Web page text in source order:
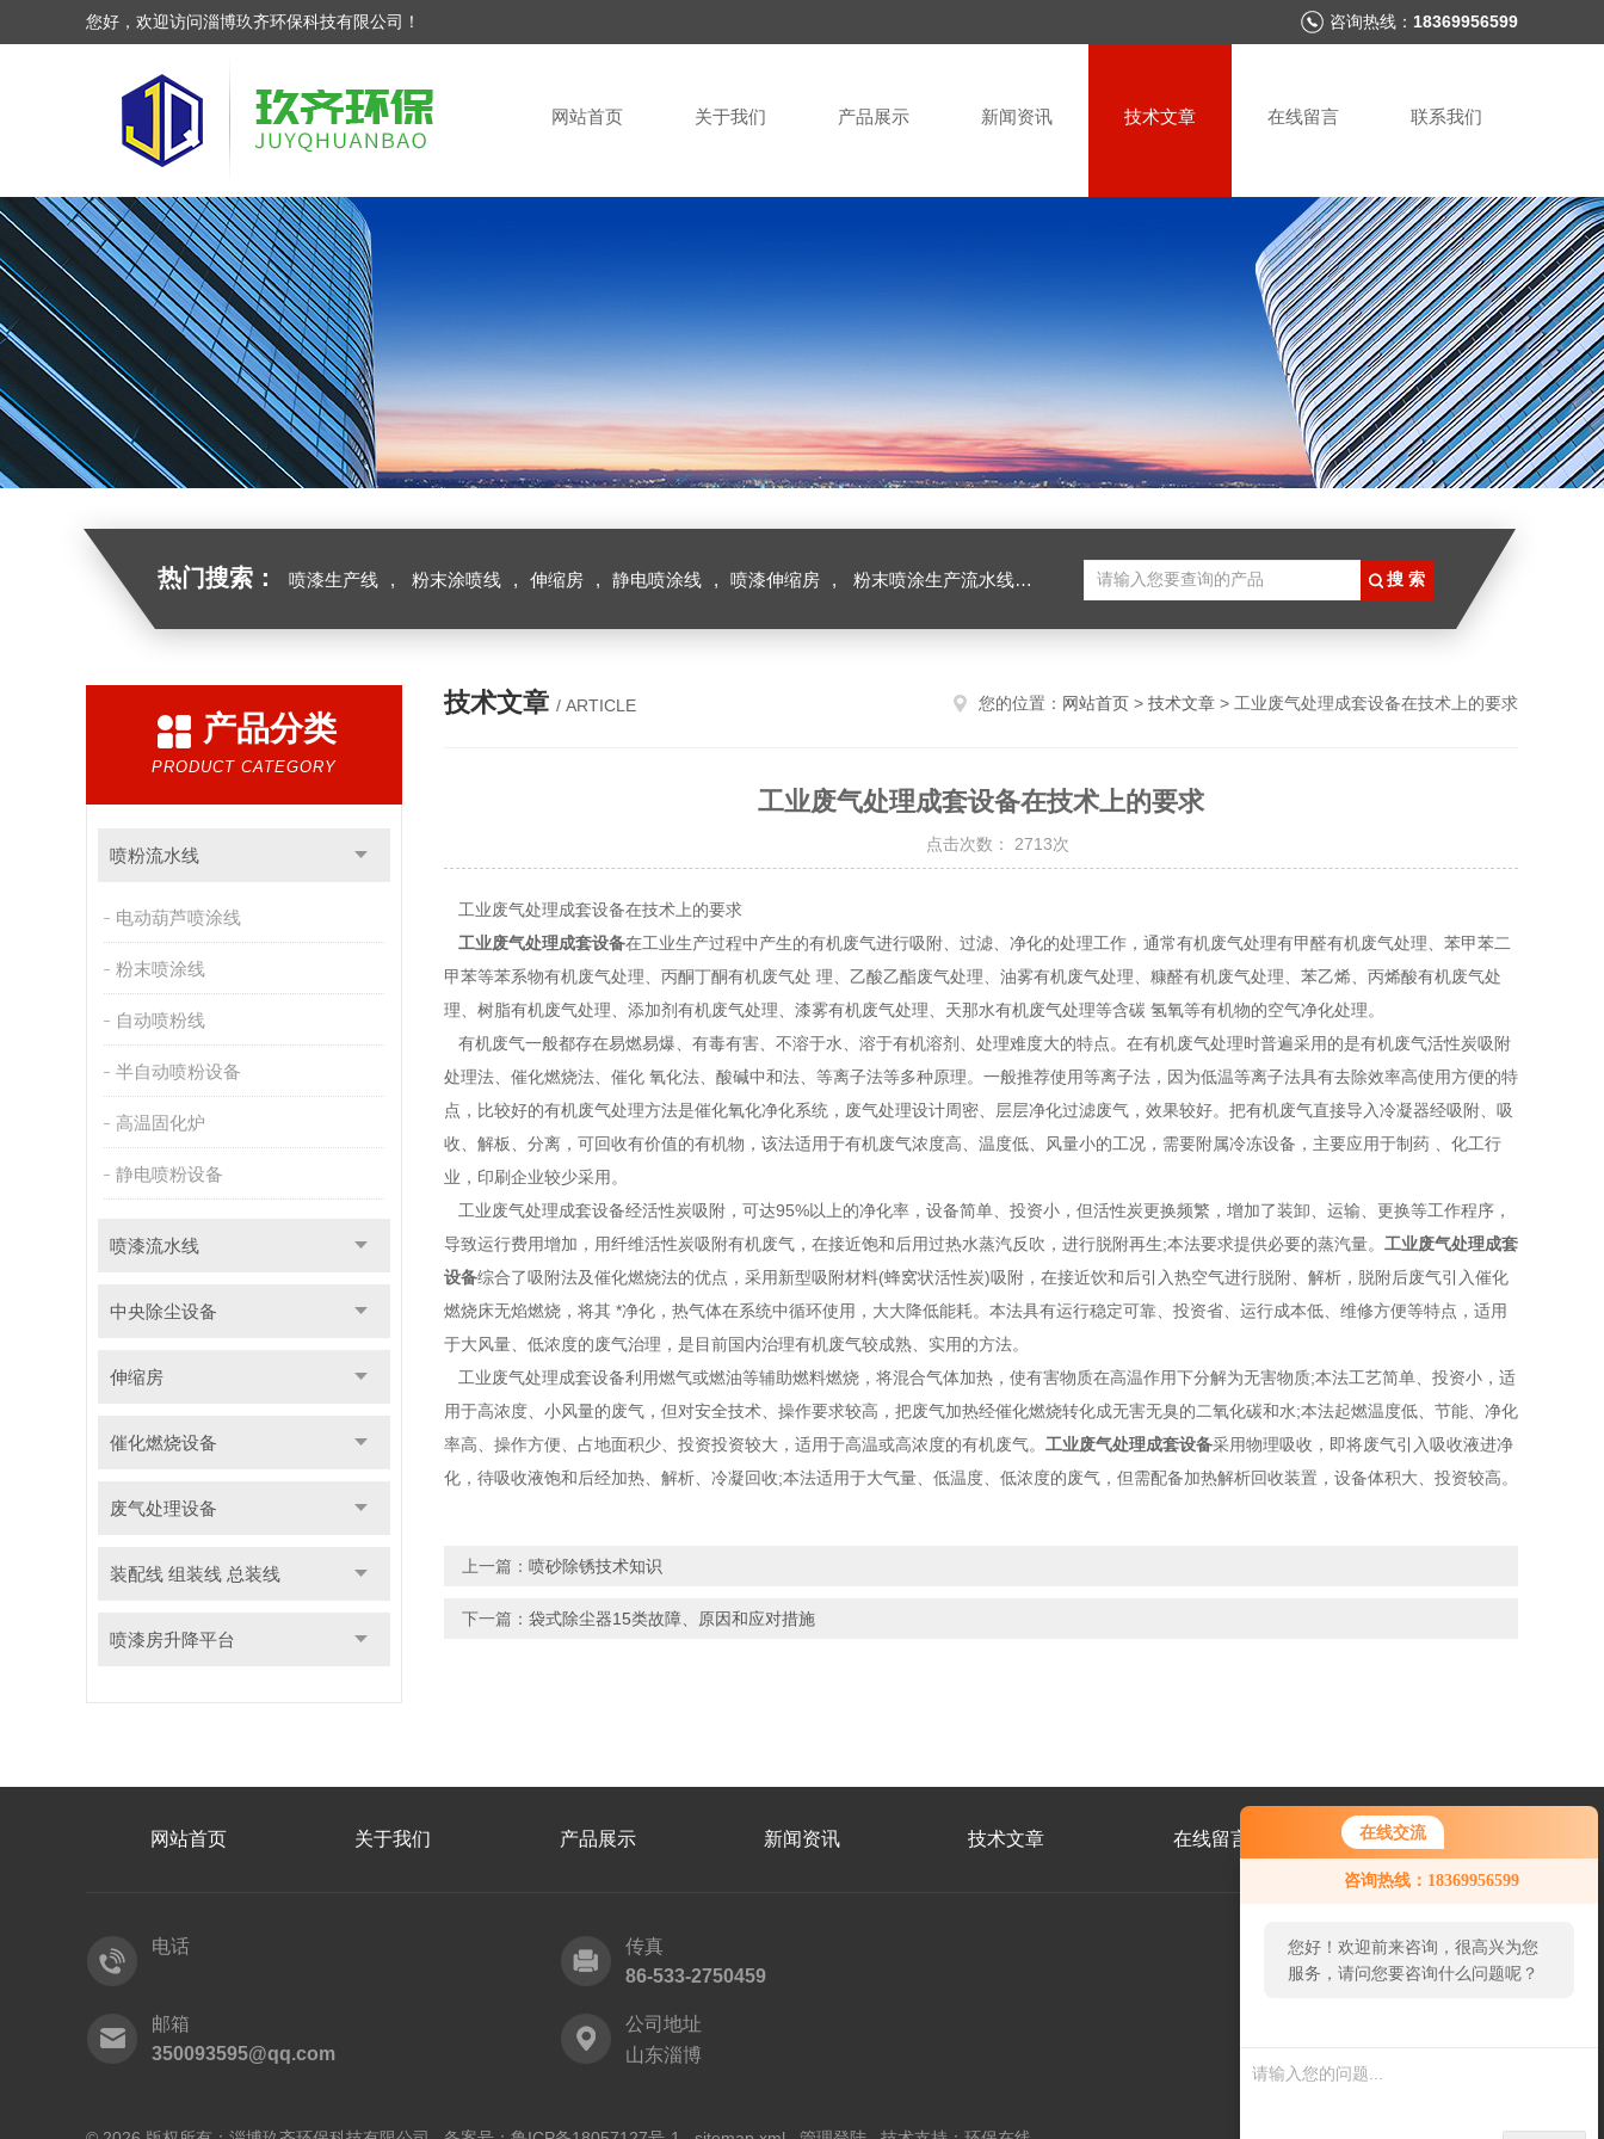
在线交流
咨询热线：18369956599
您好！欢迎前来咨询，很高兴为您
服务，请问您要咨询什么问题呢？
您好，欢迎访问淄博玖齐环保科技有限公司！ 咨询热线： 18369956599
网站首页 关于我们 产品展示 新闻资讯 技术文章 在线留言 联系我们
热门搜索： 喷漆生产线 , 粉末涂喷线 , 伸缩房 , 静电喷涂线 , 喷漆伸缩房 , 粉末喷涂生产流水线 , 积放式喷涂生产线
产品分类
PRODUCT CATEGORY
喷粉流水线
电动葫芦喷涂线
粉末喷涂线
自动喷粉线
半自动喷粉设备
高温固化炉
静电喷粉设备
喷漆流水线
中央除尘设备
伸缩房
催化燃烧设备
废气处理设备
装配线 组装线 总装线
喷漆房升降平台
技术文章 / ARTICLE 您的位置： 网站首页 > 技术文章 > 工业废气处理成套设备在技术上的要求
工业废气处理成套设备在技术上的要求
点击次数： 2713次
工业废气处理成套设备在技术上的要求
工业废气处理成套设备在工业生产过程中产生的有机废气进行吸附、过滤、净化的处理工作，通常有机废气处理有甲醛有机废气处理、苯甲苯二
甲苯等苯系物有机废气处理、丙酮丁酮有机废气处 理、乙酸乙酯废气处理、油雾有机废气处理、糠醛有机废气处理、苯乙烯、丙烯酸有机废气处
理、树脂有机废气处理、添加剂有机废气处理、漆雾有机废气处理、天那水有机废气处理等含碳 氢氧等有机物的空气净化处理。
有机废气一般都存在易燃易爆、有毒有害、不溶于水、溶于有机溶剂、处理难度大的特点。在有机废气处理时普遍采用的是有机废气活性炭吸附
处理法、催化燃烧法、催化 氧化法、酸碱中和法、等离子法等多种原理。一般推荐使用等离子法，因为低温等离子法具有去除效率高使用方便的特
点，比较好的有机废气处理方法是催化氧化净化系统，废气处理设计周密、层层净化过滤废气，效果较好。把有机废气直接导入冷凝器经吸附、吸
收、解板、分离，可回收有价值的有机物，该法适用于有机废气浓度高、温度低、风量小的工况，需要附属冷冻设备，主要应用于制药 、化工行
业，印刷企业较少采用。
工业废气处理成套设备经活性炭吸附，可达95%以上的净化率，设备简单、投资小，但活性炭更换频繁，增加了装卸、运输、更换等工作程序，
导致运行费用增加，用纤维活性炭吸附有机废气，在接近饱和后用过热水蒸汽反吹，进行脱附再生;本法要求提供必要的蒸汽量。 工业废气处理成套
设备综合了吸附法及催化燃烧法的优点，采用新型吸附材料(蜂窝状活性炭)吸附，在接近饮和后引入热空气进行脱附、解析，脱附后废气引入催化
燃烧床无焰燃烧，将其 *净化，热气体在系统中循环使用，大大降低能耗。本法具有运行稳定可靠、投资省、运行成本低、维修方便等特点，适用
于大风量、低浓度的废气治理，是目前国内治理有机废气较成熟、实用的方法。
工业废气处理成套设备利用燃气或燃油等辅助燃料燃烧，将混合气体加热，使有害物质在高温作用下分解为无害物质;本法工艺简单、投资小，适
用于高浓度、小风量的废气，但对安全技术、操作要求较高，把废气加热经催化燃烧转化成无害无臭的二氧化碳和水;本法起燃温度低、节能、净化
率高、操作方便、占地面积少、投资投资较大，适用于高温或高浓度的有机废气。 工业废气处理成套设备采用物理吸收，即将废气引入吸收液进净
化，待吸收液饱和后经加热、解析、冷凝回收;本法适用于大气量、低温度、低浓度的废气，但需配备加热解析回收装置，设备体积大、投资较高。
上一篇： 喷砂除锈技术知识
下一篇： 袋式除尘器15类故障、原因和应对措施
网站首页 关于我们 产品展示 新闻资讯 技术文章 在线留言 联系我们
电话
传真
86-533-2750459
邮箱
350093595@qq.com
公司地址
山东淄博
码